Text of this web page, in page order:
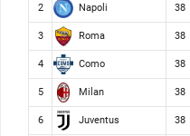
2 Napoli 38
3 Roma 38
4 Como 38
5 Milan 38
6 Juventus 38